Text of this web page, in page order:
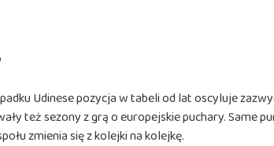
Udinese pozycja w tabeli od lat oscyluje
też sezony z grą o europejskie puchary. Same
zmienia się z kolejki na kolejkę.